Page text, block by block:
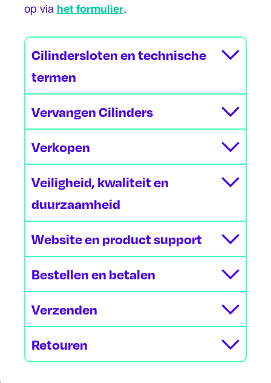
op via het formulier.
Cilindersloten en technische
termen
Vervangen Cilinders
Verkopen
Veiligheid, kwaliteit en
duurzaamheid
Website en product support
Bestellen en betalen
Verzenden
Retouren